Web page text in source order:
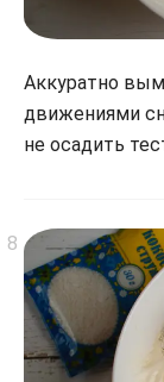
Аккуратно
движениями
не осадить